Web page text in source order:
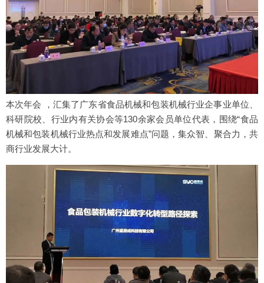
本次年会 ，汇集了广东省食品机械和包装机械行业企事业单位、
科研院校、行业内有关协会等130余家会员单位代表，围绕“食品
机械和包装机械行业热点和发展难点”问题，集众智、聚合力，共
商行业发展大计。